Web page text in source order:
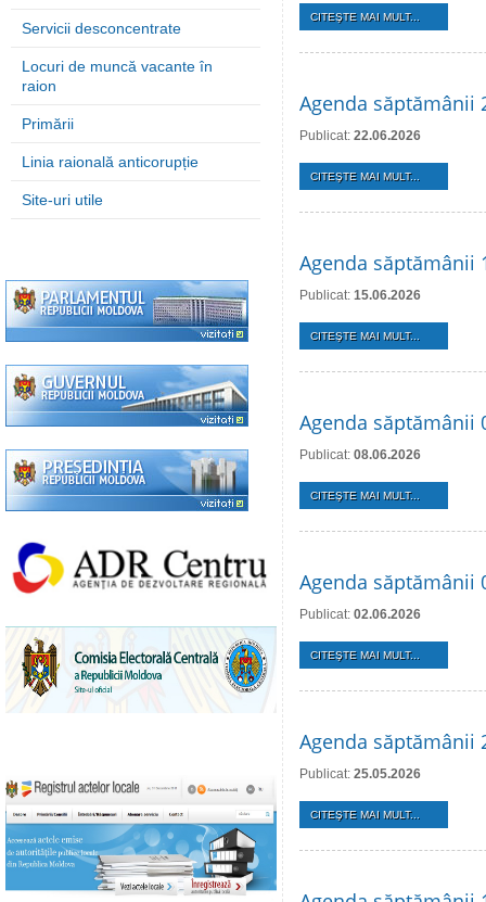
Servicii desconcentrate
Locuri de muncă vacante în
raion
Primării
Linia raională anticorupție
Site-uri utile
CITEŞTE MAI MULT...
Agenda săptămânii
Publicat: 22.06.2026
CITEŞTE MAI MULT...
Agenda săptămânii
Publicat: 15.06.2026
CITEŞTE MAI MULT...
Agenda săptămânii
Publicat: 08.06.2026
CITEŞTE MAI MULT...
Agenda săptămânii
Publicat: 02.06.2026
CITEŞTE MAI MULT...
Agenda săptămânii
Publicat: 25.05.2026
CITEŞTE MAI MULT...